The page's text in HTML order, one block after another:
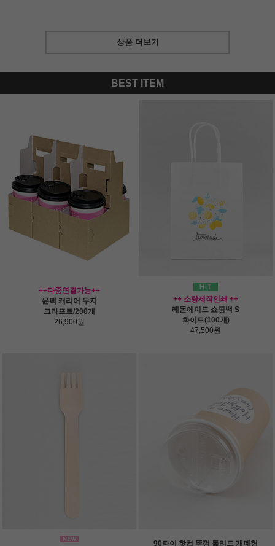
상품 더보기
BEST ITEM
++다중연결가능++
윤팩 캐리어 무지
크라프트/200개
26,900원
++ 소량제작인쇄 ++
레몬에이드 쇼핑백 S
화이트(100개)
47,500원
90파이 핫컵 뚜껑 톨리드 개폐형